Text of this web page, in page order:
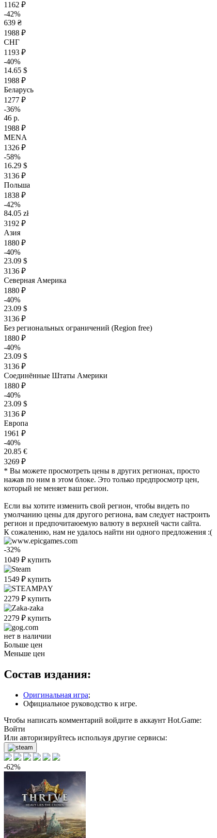
1162 ₽
-42%
639 ₴
1988 ₽
СНГ
1193 ₽
-40%
14.65 $
1988 ₽
Беларусь
1277 ₽
-36%
46 р.
1988 ₽
MENA
1326 ₽
-58%
16.29 $
3136 ₽
Польша
1838 ₽
-42%
84.05 zł
3192 ₽
Азия
1880 ₽
-40%
23.09 $
3136 ₽
Северная Америка
1880 ₽
-40%
23.09 $
3136 ₽
Без региональных ограничений (Region free)
1880 ₽
-40%
23.09 $
3136 ₽
Соединённые Штаты Америки
1880 ₽
-40%
23.09 $
3136 ₽
Европа
1961 ₽
-40%
20.85 €
3269 ₽
* Вы можете просмотреть цены в других регионах, просто
нажав по ним в этом блоке. Это только предпросмотр цен,
который не меняет ваш регион.
Если вы хотите изменить свой регион, чтобы видеть по
умолчанию цены для другого региона, вам следует настроить
регион и предпочитаюемую валюту в верхней части сайта.
К сожалению, нам не удалось найти ни одного предложения :(
-32%
1049 ₽ купить
1549 ₽ купить
2279 ₽ купить
2279 ₽ купить
нет в наличии
Больше цен
Меньше цен
Состав издания:
Оригинальная игра;
Официальное руководство к игре.
Чтобы написать комментарий войдите в аккаунт Hot.Game:
Войти
Или авторизируйтесь используя другие сервисы:
-62%